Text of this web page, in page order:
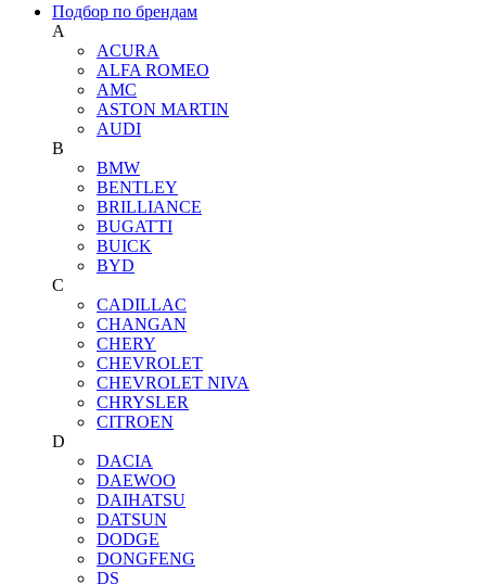
Подбор по брендам
A
ACURA
ALFA ROMEO
AMC
ASTON MARTIN
AUDI
B
BMW
BENTLEY
BRILLIANCE
BUGATTI
BUICK
BYD
C
CADILLAC
CHANGAN
CHERY
CHEVROLET
CHEVROLET NIVA
CHRYSLER
CITROEN
D
DACIA
DAEWOO
DAIHATSU
DATSUN
DODGE
DONGFENG
DS